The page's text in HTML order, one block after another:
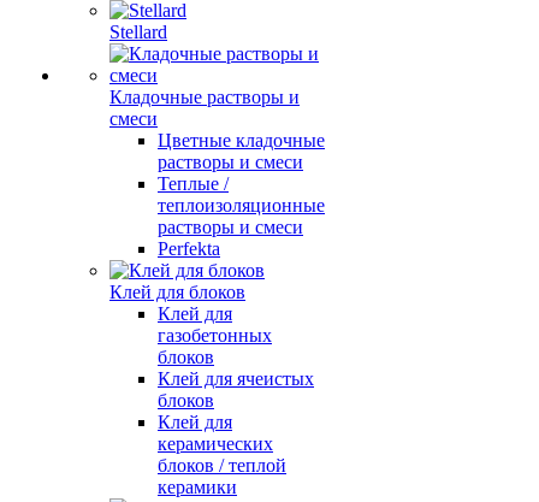
Stellard
Кладочные растворы и
смеси
Цветные кладочные
растворы и смеси
Теплые /
теплоизоляционные
растворы и смеси
Perfekta
Клей для блоков
Клей для
газобетонных
блоков
Клей для ячеистых
блоков
Клей для
керамических
блоков / теплой
керамики